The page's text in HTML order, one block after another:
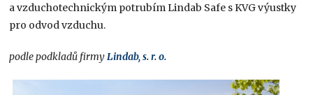
a vzduchotechnickým potrubím Lindab Safe s KVG výustky
pro odvod vzduchu.
podle podkladů firmy Lindab, s. r. o.